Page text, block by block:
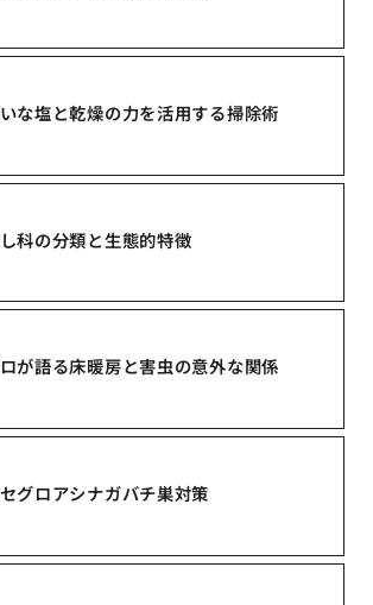
な塩と乾燥の力を活用する掃除術
科の分類と生態的特徴
が語る床暖房と害虫の意外な関係
グロアシナガバチ巣対策